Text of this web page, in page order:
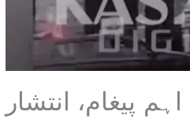
پیغام، انتشار